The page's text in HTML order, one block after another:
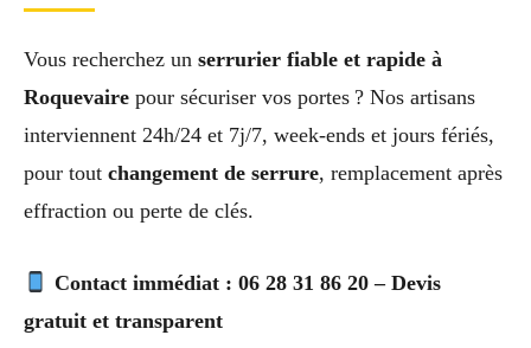
Vous recherchez un serrurier fiable et rapide à
Roquevaire pour sécuriser vos portes ? Nos artisans
interviennent 24h/24 et 7j/7, week-ends et jours fériés,
pour tout changement de serrure, remplacement après
effraction ou perte de clés.
Contact immédiat : 06 28 31 86 20 – Devis
gratuit et transparent